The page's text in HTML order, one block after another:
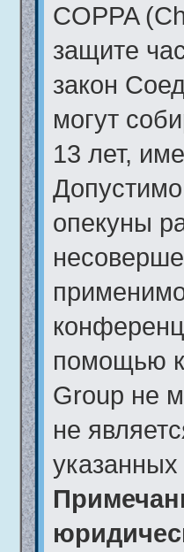
COPPA
защите
закон
могут
13 лет,
опекуны
помощью к
Group не
не